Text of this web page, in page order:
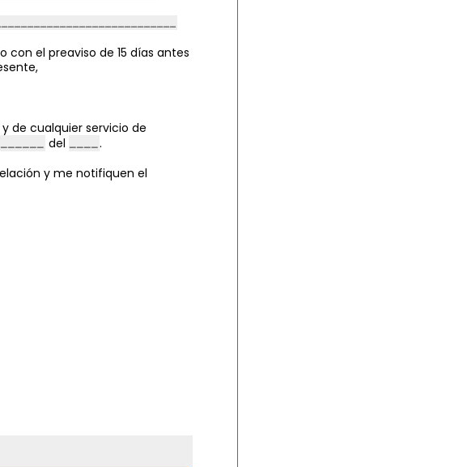
el preaviso de 15 días antes
y de cualquier servicio de
del .
y me notifiquen el